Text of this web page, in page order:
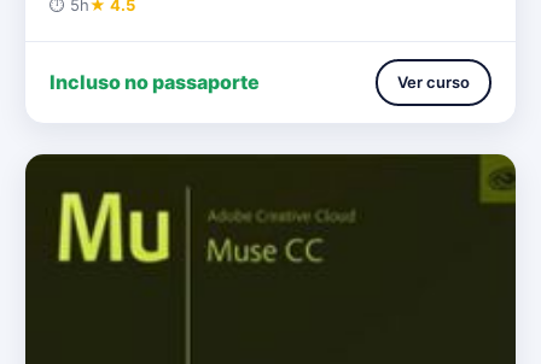
⏱ 5h★ 4.5
Incluso no passaporte Ver curso